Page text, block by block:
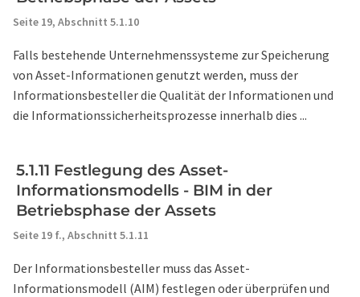
Seite 19, Abschnitt 5.1.10
Falls bestehende Unternehmenssysteme zur Speicherung
von Asset-Informationen genutzt werden, muss der
Informationsbesteller die Qualität der Informationen und
die Informationssicherheitsprozesse innerhalb dies ...
5.1.11 Festlegung des Asset-
Informationsmodells - BIM in der
Betriebsphase der Assets
Seite 19 f., Abschnitt 5.1.11
Der Informationsbesteller muss das Asset-
Informationsmodell (AIM) festlegen oder überprüfen und